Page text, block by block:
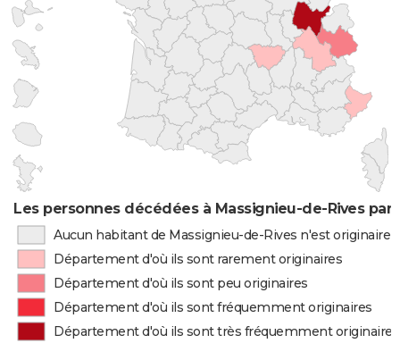
Les personnes décédées à Massignieu-de-Rives par
Aucun habitant de Massignieu-de-Rives n'est originaire
Département d'où ils sont rarement originaires
Département d'où ils sont peu originaires
Département d'où ils sont fréquemment originaires
Département d'où ils sont très fréquemment originaires